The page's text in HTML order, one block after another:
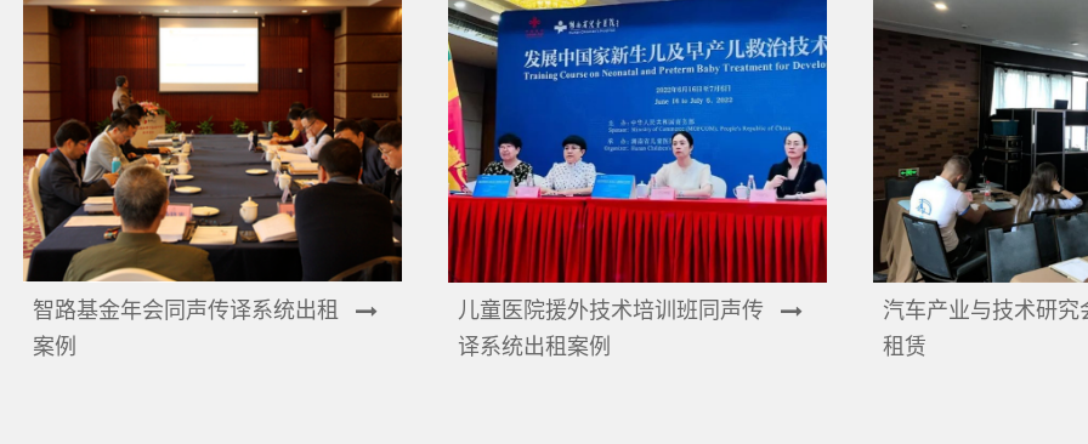
智路基金年会同声传译系统出租
案例
儿童医院援外技术培训班同声传
译系统出租案例
汽车产业与技术研究
租赁